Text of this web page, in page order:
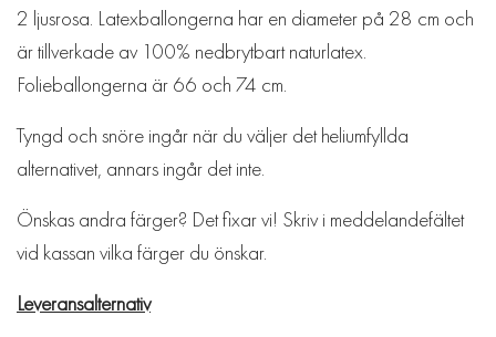
2 ljusrosa. Latexballongerna har en diameter på 28 cm och
är tillverkade av 100% nedbrytbart naturlatex.
Folieballongerna är 66 och 74 cm.
Tyngd och snöre ingår när du väljer det heliumfyllda
alternativet, annars ingår det inte.
Önskas andra färger? Det fixar vi! Skriv i meddelandefältet
vid kassan vilka färger du önskar.
Leveransalternativ